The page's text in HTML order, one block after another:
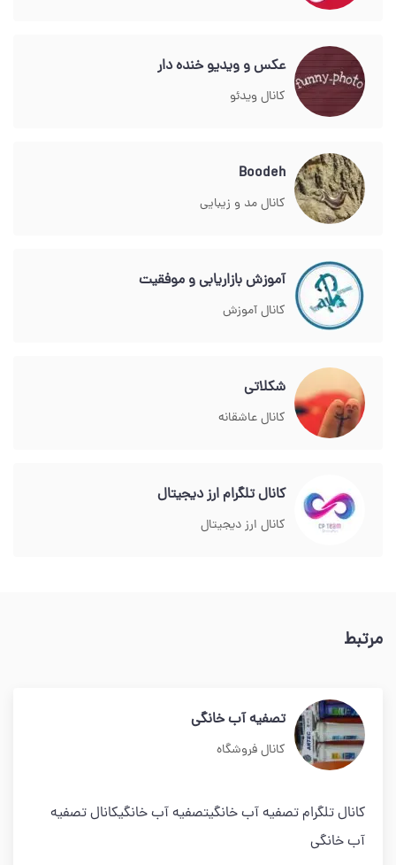
عکس و ویدیو خنده دار
کانال ویدئو
Boodeh
کانال مد و زیبایی
آموزش بازاریابی و موفقیت
کانال آموزش
شکلاتی
کانال عاشقانه
کانال تلگرام ارز دیجیتال
کانال ارز دیجیتال
مرتبط
تصفیه آب خانگی
کانال فروشگاه
کانال تلگرام تصفیه آب خانگیتصفیه آب خانگیکانال تصفیه
آب خانگی